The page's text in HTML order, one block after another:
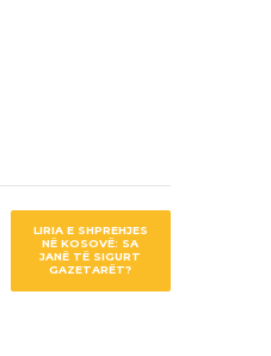
LIRIA E SHPREHJES
NË KOSOVË: SA
JANË TË SIGURT
GAZETARËT?